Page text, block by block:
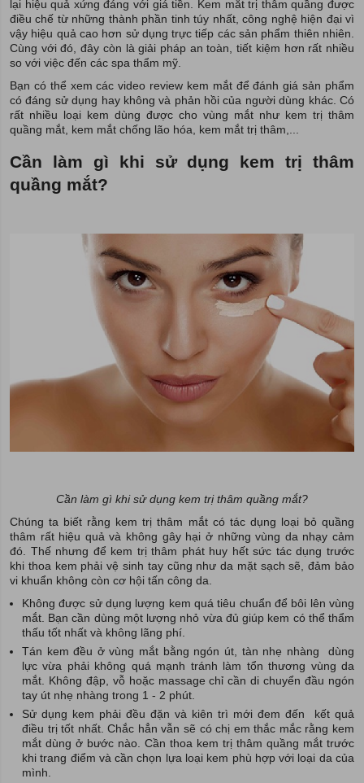
lại hiệu quả xứng đáng với giá tiền. Kem mắt trị thâm quầng được
điều chế từ những thành phần tinh túy nhất, công nghệ hiện đại vì
vậy hiệu quả cao hơn sử dụng trực tiếp các sản phẩm thiên nhiên.
Cùng với đó, đây còn là giải pháp an toàn, tiết kiệm hơn rất nhiều
so với việc đến các spa thẩm mỹ.
Bạn có thể xem các video review kem mắt để đánh giá sản phẩm
có đáng sử dụng hay không và phản hồi của người dùng khác. Có
rất nhiều loại kem dùng được cho vùng mắt như kem trị thâm
quầng mắt, kem mắt chống lão hóa, kem mắt trị thâm,...
Cần làm gì khi sử dụng kem trị thâm
quầng mắt?
Cần làm gì khi sử dụng kem trị thâm quầng mắt?
Chúng ta biết rằng kem trị thâm mắt có tác dụng loại bỏ quầng
thâm rất hiệu quả và không gây hại ở những vùng da nhạy cảm
đó. Thế nhưng để kem trị thâm phát huy hết sức tác dụng trước
khi thoa kem phải vệ sinh tay cũng như da mặt sạch sẽ, đảm bảo
vi khuẩn không còn cơ hội tấn công da.
Không được sử dụng lượng kem quá tiêu chuẩn để bôi lên vùng
mắt. Bạn cần dùng một lượng nhỏ vừa đủ giúp kem có thể thẩm
thấu tốt nhất và không lãng phí.
Tán kem đều ở vùng mắt bằng ngón út, tàn nhẹ nhàng dùng
lực vừa phải không quá mạnh tránh làm tổn thương vùng da
mắt. Không đập, vỗ hoặc massage chỉ cần di chuyển đầu ngón
tay út nhẹ nhàng trong 1 - 2 phút.
Sử dụng kem phải đều đặn và kiên trì mới đem đến kết quả
điều trị tốt nhất. Chắc hẳn vẫn sẽ có chị em thắc mắc rằng kem
mắt dùng ở bước nào. Cần thoa kem trị thâm quầng mắt trước
khi trang điểm và cần chọn lựa loại kem phù hợp với loại da của
mình.